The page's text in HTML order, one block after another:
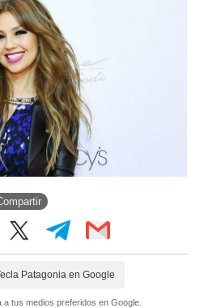
Patagonia en Google
a tus medios preferidos en Google.